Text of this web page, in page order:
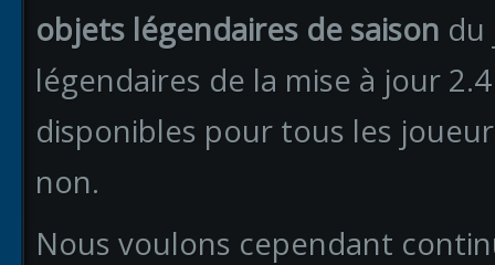
objets légendaires de saison du
légendaires de la mise à jour
disponibles pour tous les
non.
Nous voulons cependant